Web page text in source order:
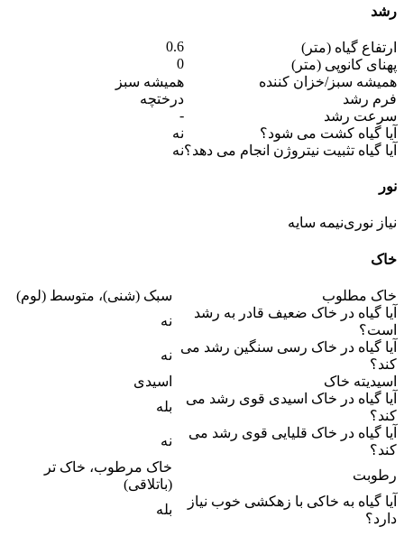
رشد
ارتفاع گیاه (متر)
0.6
پهنای کانوپی (متر)
0
همیشه سبز/خزان کننده
همیشه سبز
فرم رشد
درختچه
سرعت رشد
-
آیا گیاه کشت می شود؟
نه
آیا گیاه تثبیت نیتروژن انجام می دهد؟نه
نور
نیاز نورینیمه سایه
خاک
خاک مطلوب
سبک (شنی)، متوسط (لوم)
آیا گیاه در خاک ضعیف قادر به رشد
است؟
نه
آیا گیاه در خاک رسی سنگین رشد می
کند؟
نه
اسیدیته خاک
اسیدی
آیا گیاه در خاک اسیدی قوی رشد می
کند؟
بله
آیا گیاه در خاک قلیایی قوی رشد می
کند؟
نه
رطوبت
خاک مرطوب، خاک تر
(باتلاقی)
آیا گیاه به خاکی با زهکشی خوب نیاز
دارد؟
بله